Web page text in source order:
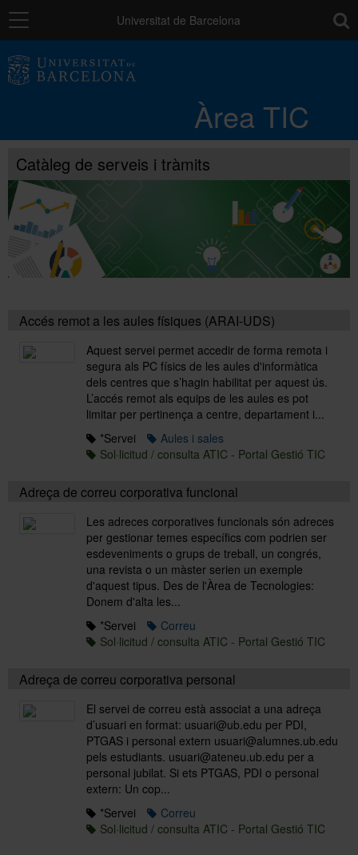
Navegació Universitat de Barcelona
Àrea TIC
Entorn de treball
Núvol UB
Catàleg de serveis i tràmits
Suport a la Docència
PAU: necessites ajuda?
Sobre l'Àrea TIC
Directori
Catàleg de serveis i tràmits
Accés remot a les aules físiques (ARAI-UDS)
Aquest servei permet accedir de forma remota i
segura als PC físics de les aules d'informàtica
dels centres que s’hagin habilitat per aquest ús.
L’accés remot als equips de les aules es pot
limitar per pertinença a centre, departament i...
*Servei
Aules i sales
Sol·licitud / consulta ATIC - Portal Gestió TIC
Adreça de correu corporativa funcional
Les adreces corporatives funcionals són adreces
per gestionar temes específics com podrien ser
esdeveniments o grups de treball, un congrés,
una revista o un màster serien un exemple
d'aquest tipus. Des de l'Àrea de Tecnologies:
Donem d'alta les...
*Servei
Correu
Sol·licitud / consulta ATIC - Portal Gestió TIC
Adreça de correu corporativa personal
El servei de correu està associat a una adreça
d’usuari en format: usuari@ub.edu per PDI,
PTGAS i personal extern usuari@alumnes.ub.edu
pels estudiants. usuari@ateneu.ub.edu per a
personal jubilat. Si ets PTGAS, PDI o personal
extern: Un cop...
*Servei
Correu
Sol·licitud / consulta ATIC - Portal Gestió TIC